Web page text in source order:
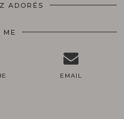
ADORÉS
ME
EMAIL